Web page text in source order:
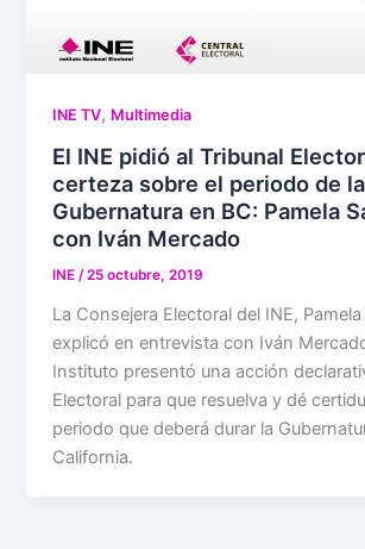
INE TV, Multimedia
El INE pidió al Tribunal
certeza sobre el periodo de la
Gubernatura en BC: Pamela
con Iván Mercado
INE /25 octubre, 2019
La Consejera Electoral del INE,
explicó en entrevista con Iván
Instituto presentó una acción
Electoral para que resuelva y dé
periodo que deberá durar la
California.